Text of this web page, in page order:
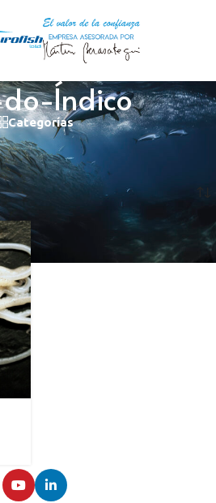
Índico
Categorías
“Lula-do-Índico”